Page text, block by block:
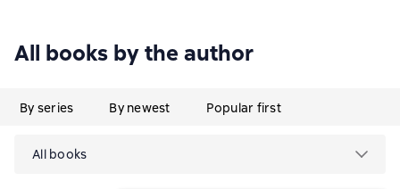
All books by the author
By series By newest Popular first
All books